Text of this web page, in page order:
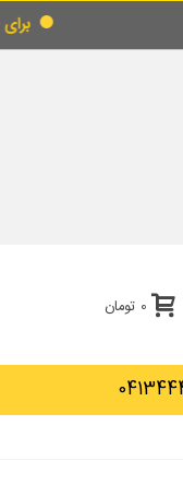
از قسط گو اینجارا لمس
0 تومان